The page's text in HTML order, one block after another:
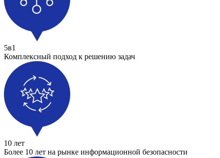
5в1
Комплексный подход к решению задач
10 лет
Более 10 лет на рынке информационной безопасности